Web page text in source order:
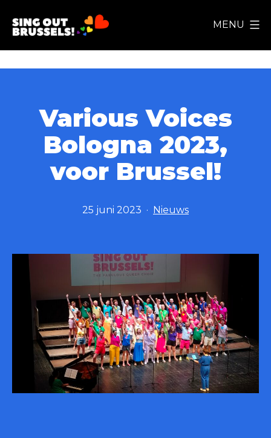
naar
MENU
Various Voices
Bologna 2023,
voor Brussel!
Gepubliceerd
25 juni 2023
Gecategoriseerd
Nieuws